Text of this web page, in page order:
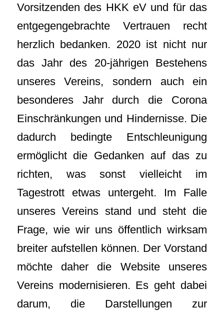
Vorsitzenden des HKK eV und für das
entgegengebrachte Vertrauen recht
herzlich bedanken. 2020 ist nicht nur
das Jahr des 20-jährigen Bestehens
unseres Vereins, sondern auch ein
besonderes Jahr durch die Corona
Einschränkungen und Hindernisse. Die
dadurch bedingte Entschleunigung
ermöglicht die Gedanken auf das zu
richten, was sonst vielleicht im
Tagestrott etwas untergeht. Im Falle
unseres Vereins stand und steht die
Frage, wie wir uns öffentlich wirksam
breiter aufstellen können. Der Vorstand
möchte daher die Website unseres
Vereins modernisieren. Es geht dabei
darum, die Darstellungen zur